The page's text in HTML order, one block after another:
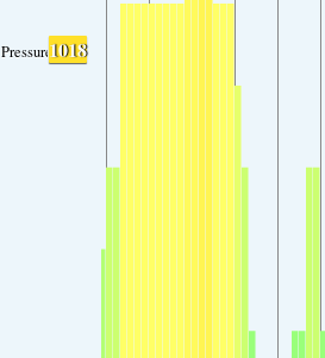
Pressure1018